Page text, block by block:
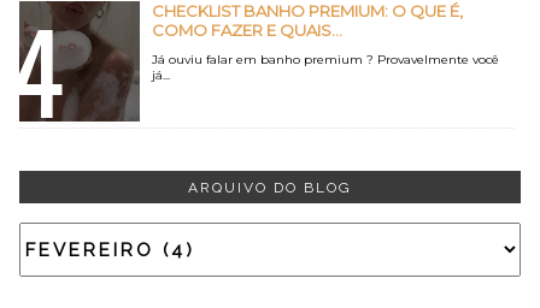
CHECKLIST BANHO PREMIUM: O QUE É,
COMO FAZER E QUAIS...
Já ouviu falar em banho premium ? Provavelmente você
já...
ARQUIVO DO BLOG